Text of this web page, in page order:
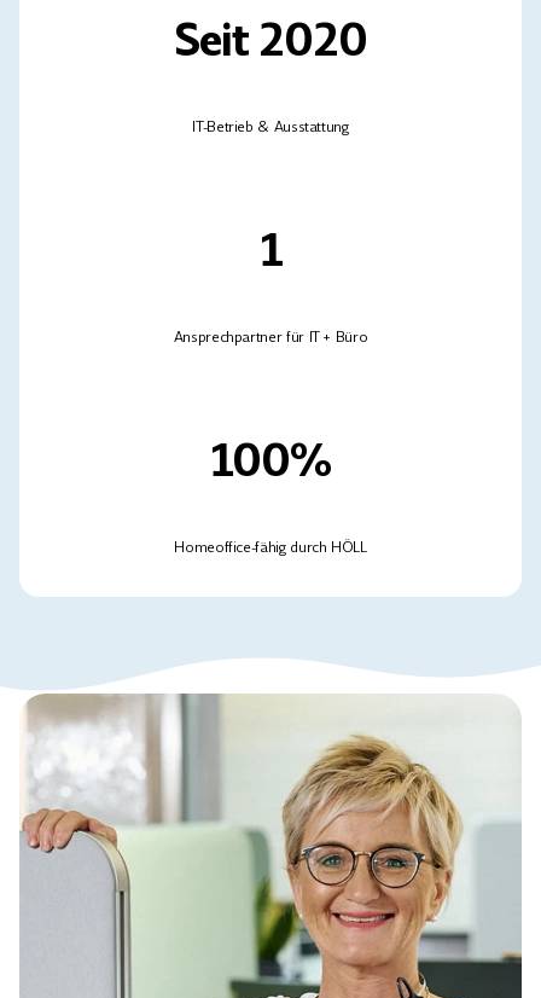
Seit 2020
IT-Betrieb & Ausstattung
1
Ansprechpartner für IT + Büro
100%
Homeoffice-fähig durch HÖLL